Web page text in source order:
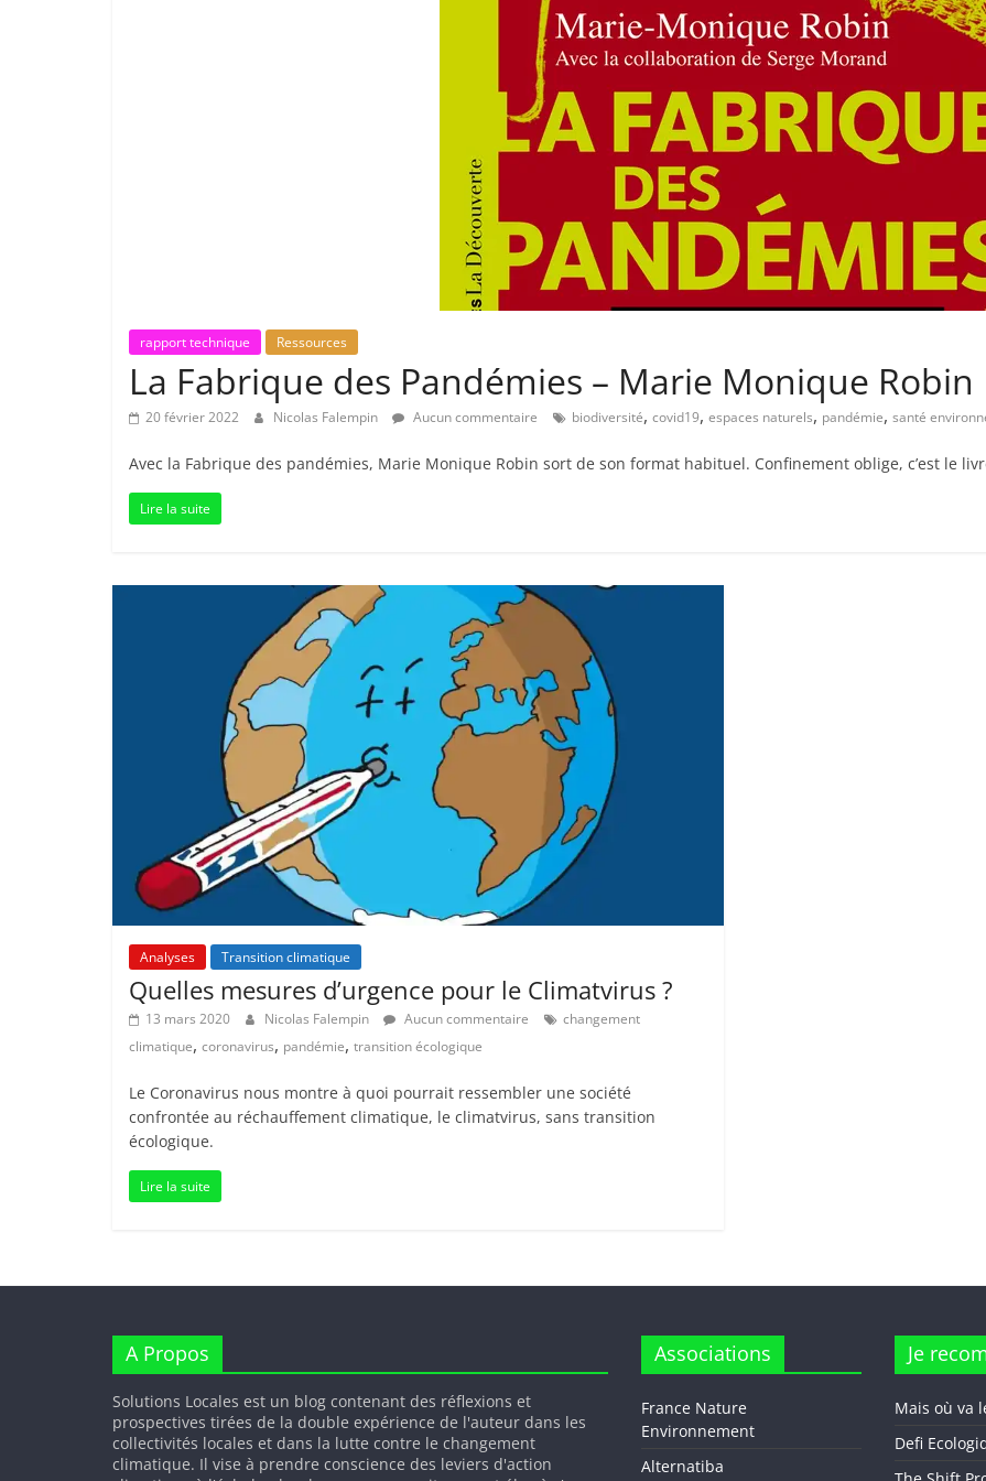
rapport technique Ressources
La Fabrique des Pandémies – Marie Monique Robin
20 février 2022 Nicolas Falempin Aucun commentaire biodiversité, covid19, espaces naturels, pandémie, santé
Avec la Fabrique des pandémies, Marie Monique Robin sort de son format habituel. Confinement oblige, c’est le
Lire la suite
Analyses Transition climatique
Quelles mesures d’urgence pour le Climatvirus ?
13 mars 2020 Nicolas Falempin Aucun commentaire
changement
climatique, coronavirus, pandémie, transition écologique
Le Coronavirus nous montre à quoi pourrait ressembler une société
confrontée au réchauffement climatique, le climatvirus, sans transition
écologique.
Lire la suite
A Propos
Solutions Locales est un blog contenant des réflexions et
prospectives tirées de la double expérience de l'auteur dans les
collectivités locales et dans la lutte contre le changement
climatique. Il vise à prendre conscience des leviers d'action
Associations
France Nature
Environnement
Alternatiba
Je
Mais où va
Defi